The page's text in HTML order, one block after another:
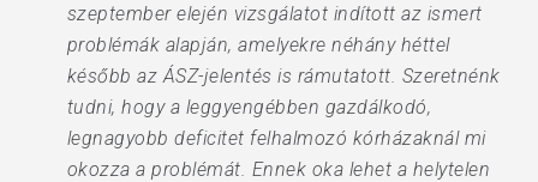
szeptember elején vizsgálatot indított az ismert
problémák alapján, amelyekre néhány héttel
később az ÁSZ-jelentés is rámutatott. Szeretnénk
tudni, hogy a leggyengébben gazdálkodó,
legnagyobb deficitet felhalmozó kórházaknál mi
okozza a problémát. Ennek oka lehet a helytelen